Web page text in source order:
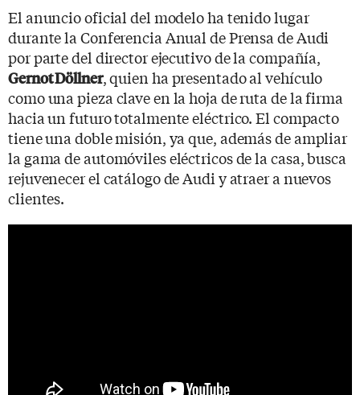
El anuncio oficial del modelo ha tenido lugar
durante la Conferencia Anual de Prensa de Audi
por parte del director ejecutivo de la compañía,
Gernot Döllner, quien ha presentado al vehículo
como una pieza clave en la hoja de ruta de la firma
hacia un futuro totalmente eléctrico. El compacto
tiene una doble misión, ya que, además de ampliar
la gama de automóviles eléctricos de la casa, busca
rejuvenecer el catálogo de Audi y atraer a nuevos
clientes.